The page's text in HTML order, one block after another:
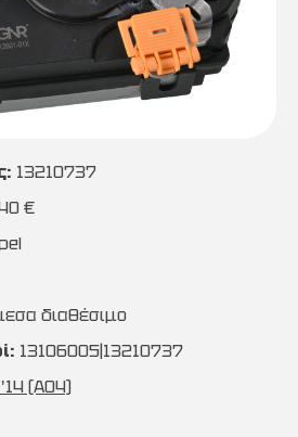
13210737
€
διαθέσιμο
13106005|13210737
(A04)